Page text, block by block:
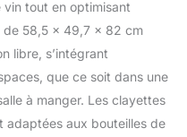
vin tout en optimisant
de 58,5 x 49,7 x 82 cm
libre, s’intégrant
que ce soit dans une
à manger. Les clayettes
adaptées aux bouteilles de